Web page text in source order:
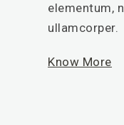
elementum,
ullamcorper.
Know More